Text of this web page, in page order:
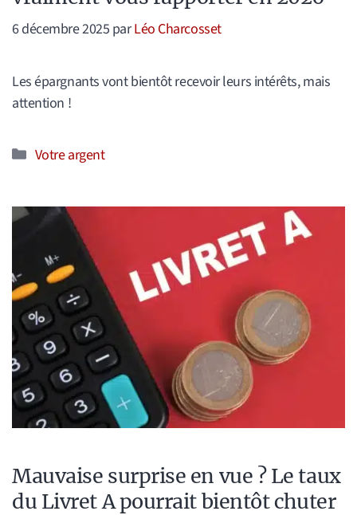
6 décembre 2025 parLéo Charcosset
Les épargnants vont bientôt recevoir leurs intérêts, mais
attention !
Catégories
Votre argent
Mauvaise surprise en vue ? Le taux
du Livret A pourrait bientôt chuter